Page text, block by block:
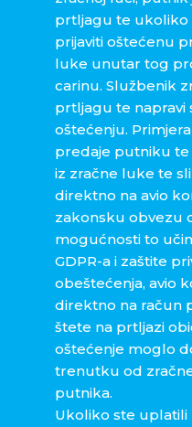
prtljagu te ukoliko
prijaviti oštećenu
luke unutar tog
carinu. Službenik
prtljagu te napravi
oštećenju.
predaje putniku
iz zračne luke te
direktno na avio
zakonsku obvezu
mogućnosti to
GDPR-a i zaštite
obeštećenja, avio
direktno na račun
štete na prtljazi
oštećenje moglo
trenutku od
putnika.
Ukoliko ste uplatili